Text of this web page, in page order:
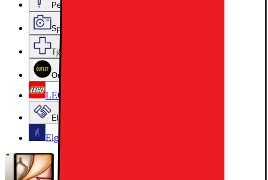
Personvård, Hälsa & Skönhet
Sport & Fritid
Tjänster & Tillbehör
Outlet
LEGO
Elgiganten Företag
Elgiganten Kundklubb